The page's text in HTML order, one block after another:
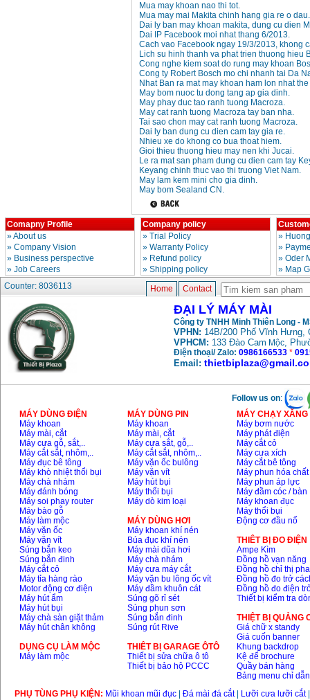
May mai 2 da Hong
ky MB1/2HP (0.5HP)
Mua may khoan nao thi tot.
Mua may mai Makita chinh hang gia re o dau.
Dai ly ban may khoan makita, dung cu dien
Dai IP Facebook moi nhat thang 6/2013.
Cach vao Facebook ngay 19/3/2013, khong
Lich su hinh thanh va phat trien thuong hieu
Cong nghe kiem soat do rung may khoan
Cong ty Robert Bosch mo chi nhanh tai Da
Nhat Ban ra mat may khoan ham lon nhat
May bom nuoc tu dong tang ap gia dinh.
May phay duc tao ranh tuong Macroza.
May cat ranh tuong Macroza tay ban nha.
Tai sao chon may cat ranh tuong Macroza.
Dai ly ban dung cu dien cam tay gia re.
Nhieu xe do khong co bua thoat hiem.
Gioi thieu thuong hieu may nen khi Jucai.
Le ra mat san pham dung cu dien cam tay
Keyang chinh thuc vao thi truong Viet Nam.
May lam kem mini cho gia dinh.
May bom Sealand CN.
Comapny Profile
»About us
» Company Vision
» Business perspective
» Job Careers
Company policy
» Trial Policy
» Warranty Policy
» Refund policy
» Shipping policy
»
»
» Oder
» Map
Counter: 8036113
Home Contact
ĐẠI LÝ MÁY MÀI
Công ty TNHH Minh Thiên Long -
VPHN: 14B/200 Phố Vĩnh Hưng,
VPHCM: 133 Đào Cam Mộc,
Điện thoại/ Zalo: 0986166533 *
Email:
Follow us on:
MÁY DÙNG ĐIỆN
Máy khoan
Máy mài, cắt
Máy cưa gỗ, sắt,..
Máy cắt sắt, nhôm,..
Máy đục bê tông
Máy khò nhiệt thổi bụi
Máy chà nhám
Máy đánh bóng
Máy soi phay router
Máy bào gỗ
Máy làm mộc
Máy vặn ốc
Máy vặn vít
Súng bắn keo
Súng bắn đinh
Máy cắt cỏ
Máy tỉa hàng rào
Motor động cơ điện
Máy hút ẩm
Máy hút bụi
Máy chà sàn giặt thảm
Máy hút chân không
DỤNG CỤ LÀM MỘC
Máy làm mộc
MÁY DÙNG PIN
Máy khoan
Máy mài, cắt
Máy cưa sắt, gỗ,..
Máy cắt sắt, nhôm,..
Máy vặn ốc bulông
Máy vặn vít
Máy hút bụi
Máy thổi bụi
Máy dò kim loại
MÁY DÙNG HƠI
Máy khoan khí nén
Búa đục khí nén
Máy mài dũa hơi
Máy chà nhám
Máy cưa máy cắt
Máy vặn bu lông ốc vít
Máy đầm khuôn cát
Súng gõ rỉ sét
Súng phun sơn
Súng bắn đinh
Súng rút Rive
THIÊT BỊ GARAGE ÔTÔ
Thiết bị sửa chữa ô tô
Thiết bị bảo hộ PCCC
MÁY CHẠY
Máy bơm nước
Máy phát điện
Máy cắt cỏ
Máy cưa xích
Máy cắt bê tông
Máy phun hóa chất
Máy phun áp lực
Máy đầm cóc / bàn
Máy khoan đục
Máy thổi bụi
Động cơ đầu nổ
THIÊT BỊ ĐO ĐIỆN
Ampe Kìm
Đồng hồ vạn năng
Đồng hồ chỉ thị pha
Đồng hồ đo trở
Đồng hồ đo điện
Thiết bị kiểm tra
THIỆT BỊ QUẢNG
Giá chữ x standy
Giá cuốn banner
Khung backdrop
Kệ để brochure
Quầy bán hàng
Bảng menu chỉ dẫn
PHỤ TÙNG PHỤ KIỆN: Mũi khoan mũi đục Đá mài đá cắt| Lưỡi cưa lưỡi cắt